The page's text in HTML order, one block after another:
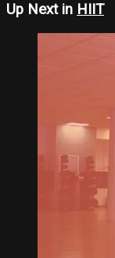
Up Next in HIIT